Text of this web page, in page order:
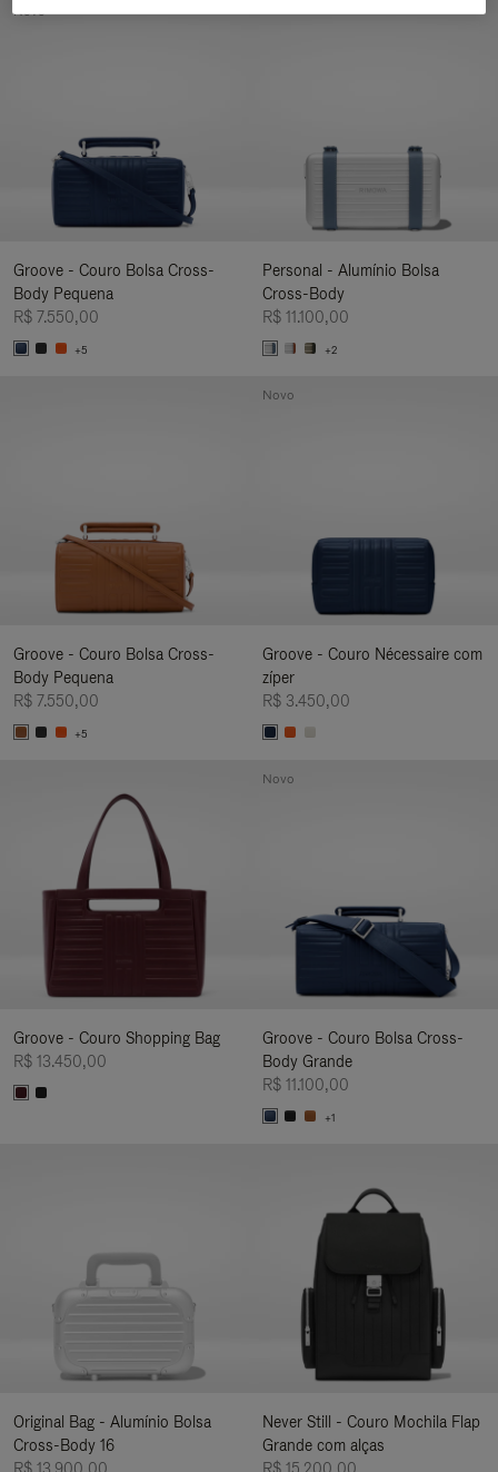
Groove - Couro Bolsa Cross-
Body Pequena
R$ 7.550,00
+5
Novo
Personal - Alumínio Bolsa
Cross-Body
R$ 11.100,00
+2
Groove - Couro Bolsa Cross-
Body Pequena
R$ 7.550,00
+5
Groove - Couro Nécessaire com
zíper
R$ 3.450,00
Novo
Groove - Couro Shopping Bag
R$ 13.450,00
Groove - Couro Bolsa Cross-
Body Grande
R$ 11.100,00
+1
Novo
Original Bag - Alumínio Bolsa
Cross-Body 16
Never Still - Couro Mochila Flap
Grande com alças